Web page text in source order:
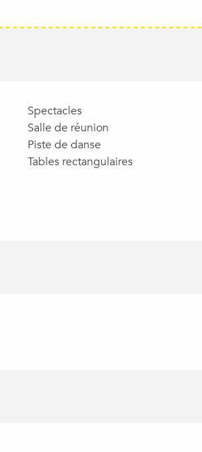
Spectacles
Salle de réunion
Piste de danse
Tables rectangulaires